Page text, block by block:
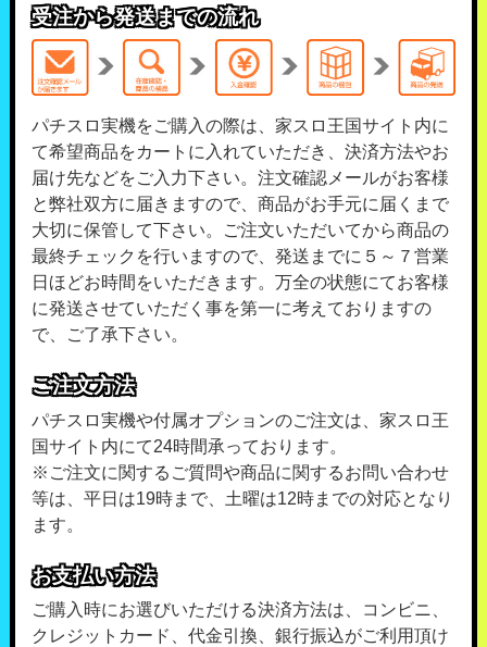
受注から発送までの流れ
パチスロ実機をご購入の際は、家スロ王国サイト内に
て希望商品をカートに入れていただき、決済方法やお
届け先などをご入力下さい。注文確認メールがお客様
と弊社双方に届きますので、商品がお手元に届くまで
大切に保管して下さい。ご注文いただいてから商品の
最終チェックを行いますので、発送までに５～７営業
日ほどお時間をいただきます。万全の状態にてお客様
に発送させていただく事を第一に考えておりますの
で、ご了承下さい。
ご注文方法
パチスロ実機や付属オプションのご注文は、家スロ王
国サイト内にて24時間承っております。
※ご注文に関するご質問や商品に関するお問い合わせ
等は、平日は19時まで、土曜は12時までの対応となり
ます。
お支払い方法
ご購入時にお選びいただける決済方法は、コンビニ、
クレジットカード、代金引換、銀行振込がご利用頂け